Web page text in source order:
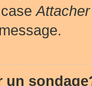
case
un